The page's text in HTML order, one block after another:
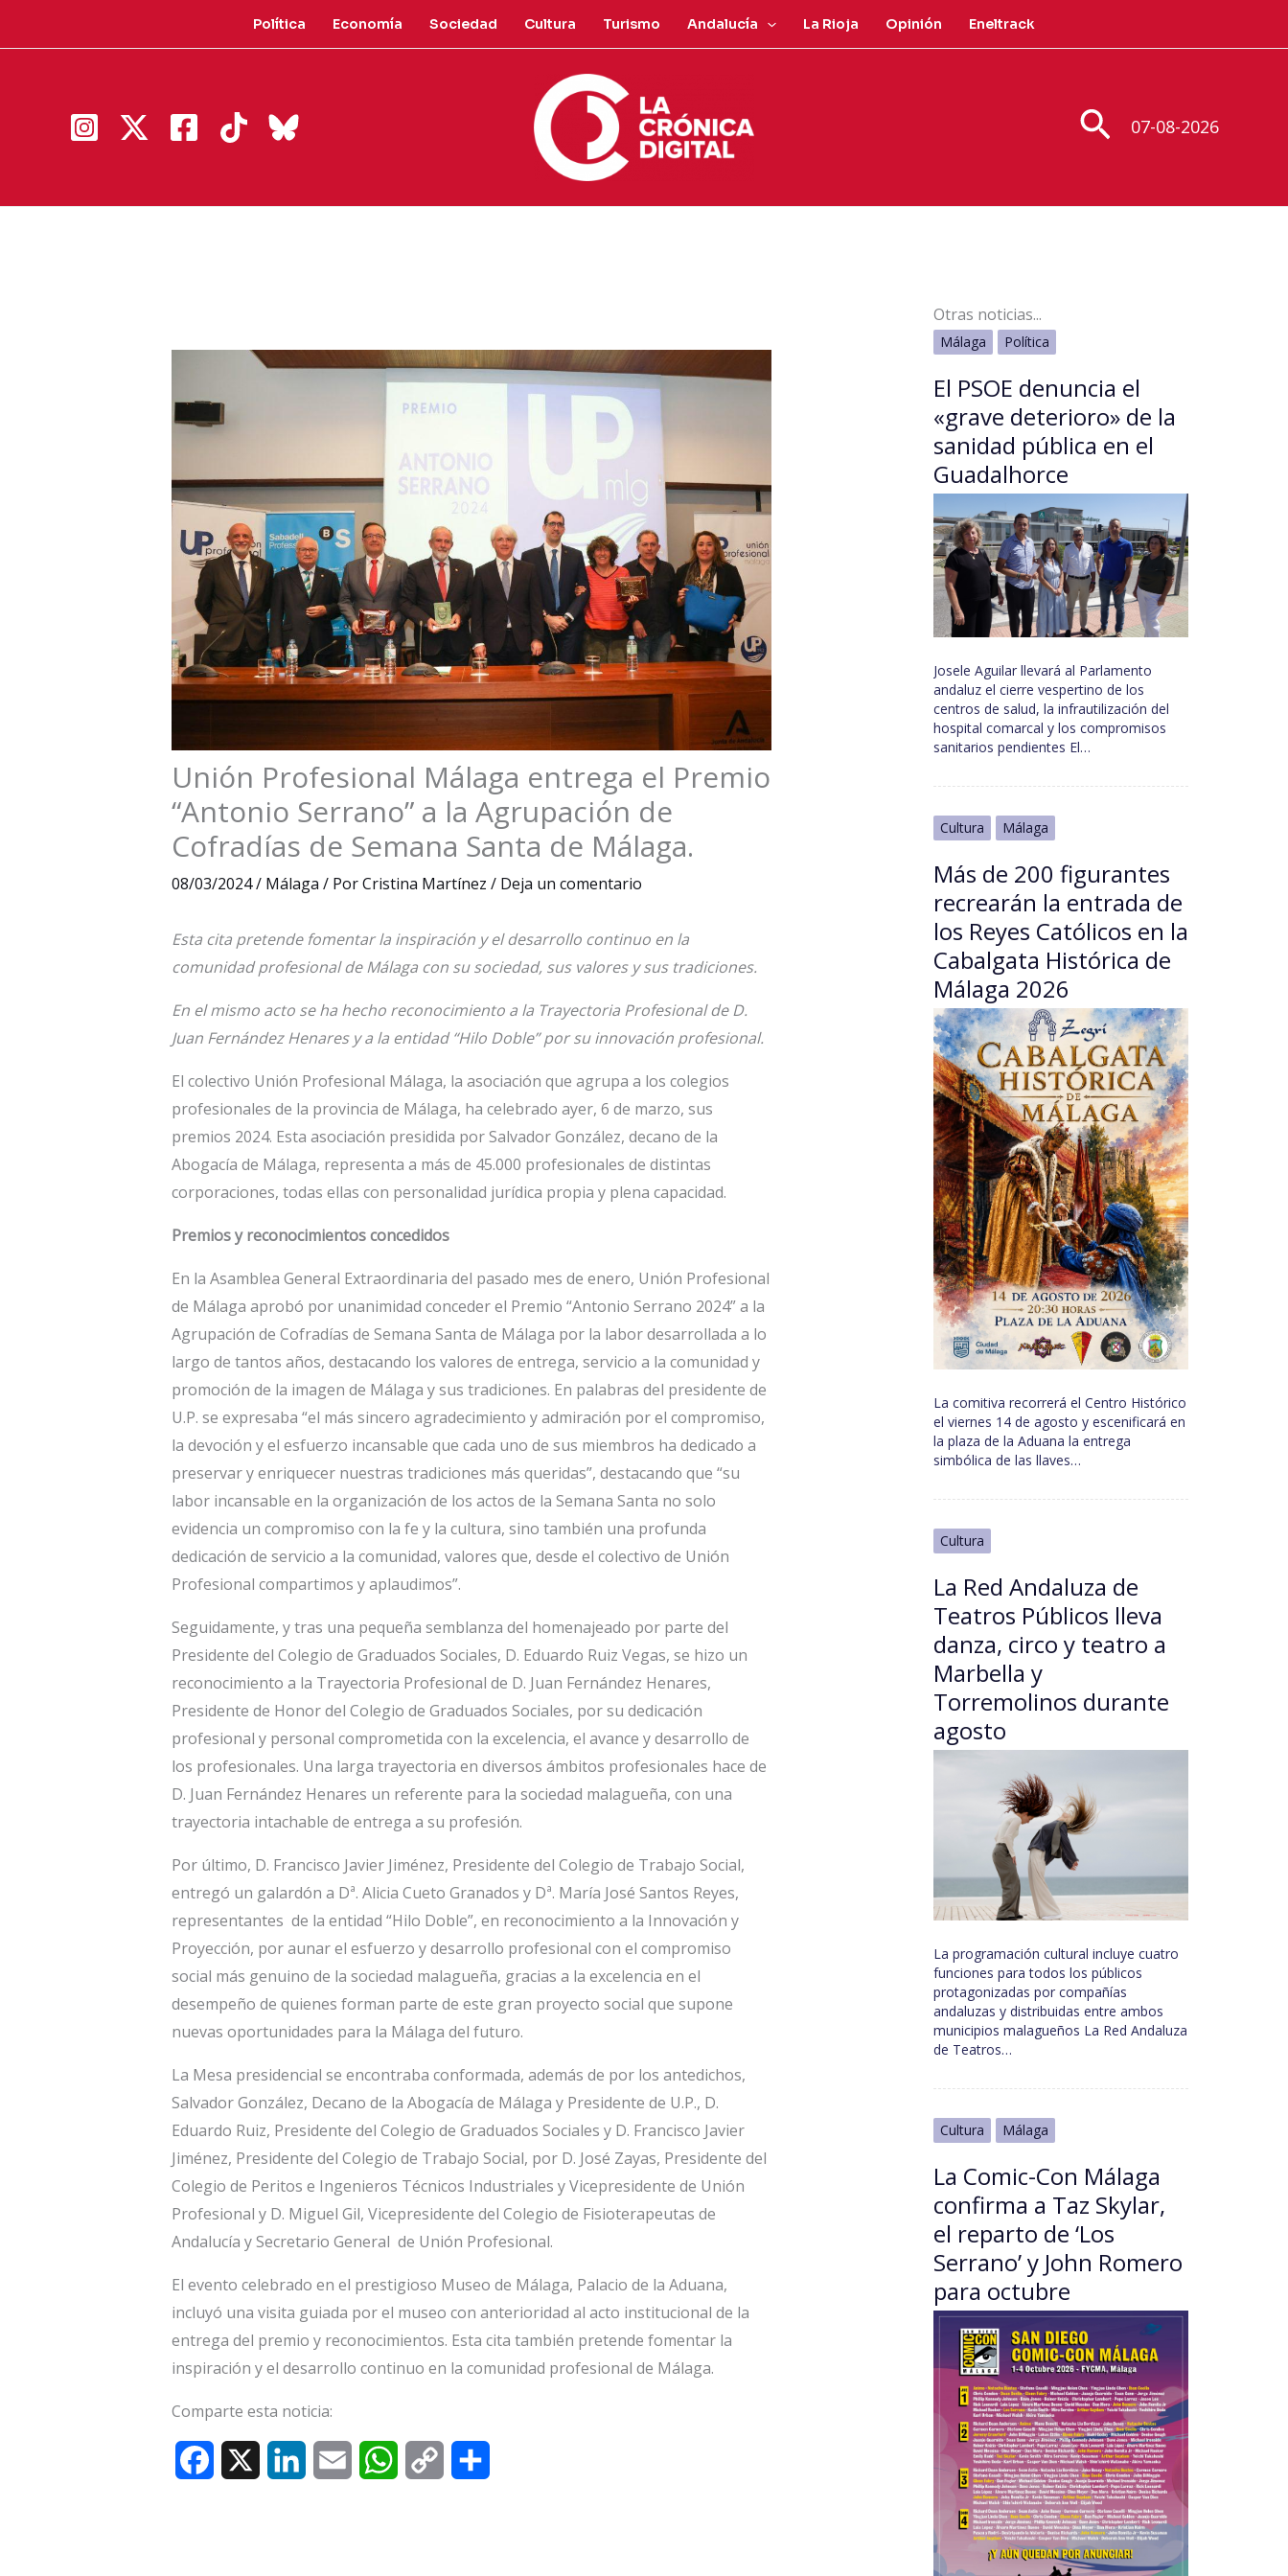
Política Economía Sociedad Cultura Turismo Andalucía La Rioja Opinión Eneltrack
Buscar
07-08-2026
Unión Profesional Málaga entrega el Premio
“Antonio Serrano” a la Agrupación de
Cofradías de Semana Santa de Málaga.
08/03/2024/ Málaga / PorCristina Martínez / Deja un comentario
Esta cita pretende fomentar la inspiración y el desarrollo continuo en la
comunidad profesional de Málaga con su sociedad, sus valores y sus tradiciones.
En el mismo acto se ha hecho reconocimiento a la Trayectoria Profesional de D.
Juan Fernández Henares y a la entidad “Hilo Doble” por su innovación profesional.
El colectivo Unión Profesional Málaga, la asociación que agrupa a los colegios
profesionales de la provincia de Málaga, ha celebrado ayer, 6 de marzo, sus
premios 2024. Esta asociación presidida por Salvador González, decano de la
Abogacía de Málaga, representa a más de 45.000 profesionales de distintas
corporaciones, todas ellas con personalidad jurídica propia y plena capacidad.
Premios y reconocimientos concedidos
En la Asamblea General Extraordinaria del pasado mes de enero, Unión Profesional
de Málaga aprobó por unanimidad conceder el Premio “Antonio Serrano 2024” a la
Agrupación de Cofradías de Semana Santa de Málaga por la labor desarrollada a lo
largo de tantos años, destacando los valores de entrega, servicio a la comunidad y
promoción de la imagen de Málaga y sus tradiciones. En palabras del presidente de
U.P. se expresaba “el más sincero agradecimiento y admiración por el compromiso,
la devoción y el esfuerzo incansable que cada uno de sus miembros ha dedicado a
preservar y enriquecer nuestras tradiciones más queridas”, destacando que “su
labor incansable en la organización de los actos de la Semana Santa no solo
evidencia un compromiso con la fe y la cultura, sino también una profunda
dedicación de servicio a la comunidad, valores que, desde el colectivo de Unión
Profesional compartimos y aplaudimos”.
Seguidamente, y tras una pequeña semblanza del homenajeado por parte del
Presidente del Colegio de Graduados Sociales, D. Eduardo Ruiz Vegas, se hizo un
reconocimiento a la Trayectoria Profesional de D. Juan Fernández Henares,
Presidente de Honor del Colegio de Graduados Sociales, por su dedicación
profesional y personal comprometida con la excelencia, el avance y desarrollo de
los profesionales. Una larga trayectoria en diversos ámbitos profesionales hace de
D. Juan Fernández Henares un referente para la sociedad malagueña, con una
trayectoria intachable de entrega a su profesión.
Por último, D. Francisco Javier Jiménez, Presidente del Colegio de Trabajo Social,
entregó un galardón a Dª. Alicia Cueto Granados y Dª. María José Santos Reyes,
representantes de la entidad “Hilo Doble”, en reconocimiento a la Innovación y
Proyección, por aunar el esfuerzo y desarrollo profesional con el compromiso
social más genuino de la sociedad malagueña, gracias a la excelencia en el
desempeño de quienes forman parte de este gran proyecto social que supone
nuevas oportunidades para la Málaga del futuro.
La Mesa presidencial se encontraba conformada, además de por los antedichos,
Salvador González, Decano de la Abogacía de Málaga y Presidente de U.P., D.
Eduardo Ruiz, Presidente del Colegio de Graduados Sociales y D. Francisco Javier
Jiménez, Presidente del Colegio de Trabajo Social, por D. José Zayas, Presidente del
Colegio de Peritos e Ingenieros Técnicos Industriales y Vicepresidente de Unión
Profesional y D. Miguel Gil, Vicepresidente del Colegio de Fisioterapeutas de
Andalucía y Secretario General de Unión Profesional.
El evento celebrado en el prestigioso Museo de Málaga, Palacio de la Aduana,
incluyó una visita guiada por el museo con anterioridad al acto institucional de la
entrega del premio y reconocimientos. Esta cita también pretende fomentar la
inspiración y el desarrollo continuo en la comunidad profesional de Málaga.
Comparte esta noticia:
W
Otras noticias...
Málaga Política
El PSOE denuncia el
«grave deterioro» de la
sanidad pública en el
Guadalhorce
Josele Aguilar llevará al Parlamento
andaluz el cierre vespertino de los
centros de salud, la infrautilización del
hospital comarcal y los compromisos
sanitarios pendientes El…
Cultura Málaga
Más de 200 figurantes
recrearán la entrada de
los Reyes Católicos en la
Cabalgata Histórica de
Málaga 2026
La comitiva recorrerá el Centro Histórico
el viernes 14 de agosto y escenificará en
la plaza de la Aduana la entrega
simbólica de las llaves…
Cultura
La Red Andaluza de
Teatros Públicos lleva
danza, circo y teatro a
Marbella y
Torremolinos durante
agosto
La programación cultural incluye cuatro
funciones para todos los públicos
protagonizadas por compañías
andaluzas y distribuidas entre ambos
municipios malagueños La Red Andaluza
de Teatros…
Cultura Málaga
La Comic-Con Málaga
confirma a Taz Skylar,
el reparto de ‘Los
Serrano’ y John Romero
para octubre